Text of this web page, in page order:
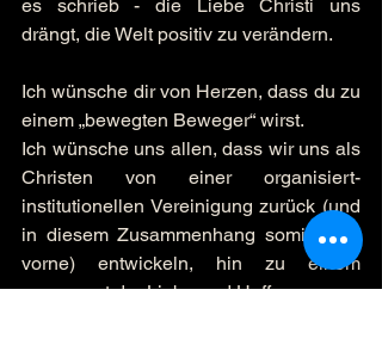
es schrieb - die Liebe Christi uns
drängt, die Welt positiv zu verändern.
Ich wünsche dir von Herzen, dass du zu
einem „bewegten Beweger“ wirst.
Ich wünsche uns allen, dass wir uns als
Christen von einer organisiert-
institutionellen Vereinigung zurück (und
in diesem Zusammenhang somit nach
vorne) entwickeln, hin zu einem
movement der Liebe und Hoffnung.